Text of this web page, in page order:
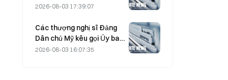
Hamas giải giáp
2026-08-03 17:39:07
Các thượng nghị sĩ Đảng
Dân chủ Mỹ kêu gọi Ủy ban
Giao dịch Hàng hóa Tương
2026-08-03 16:07:35